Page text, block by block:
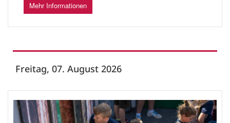
Mehr Informationen
Freitag, 07. August 2026